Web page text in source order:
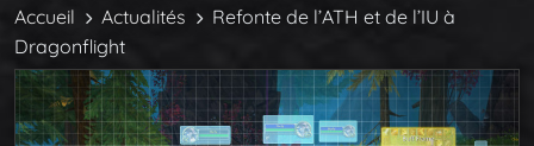
Accueil Actualités
Refonte de l’ATH et de l’IU à
Dragonflight